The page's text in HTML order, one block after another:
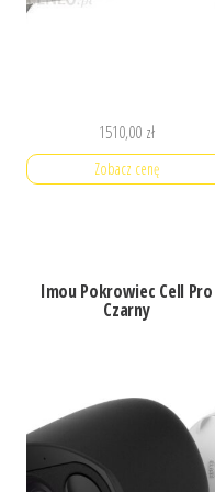
1510,00 zł
Zobacz cenę
Imou Pokrowiec Cell Pro
Czarny